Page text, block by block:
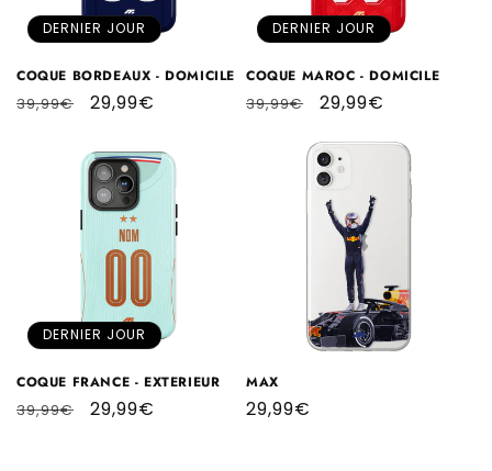
DERNIER JOUR
COQUE BORDEAUX - DOMICILE
Prix
39,99€
Prix
29,99€
DERNIER JOUR
COQUE MAROC - DOMICILE
Prix
39,99€
Prix
29,99€
DERNIER JOUR
COQUE FRANCE - EXTERIEUR
Prix
39,99€
Prix
29,99€
MAX
Prix
29,99€